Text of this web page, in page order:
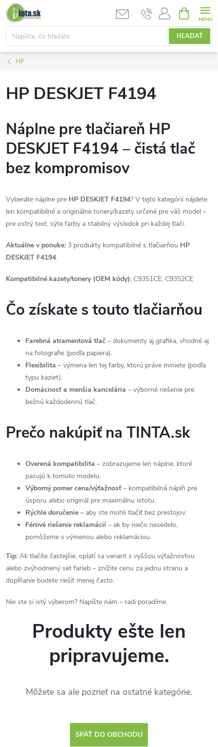
Prejsť
na
obsah
HĽADAŤ
KOŠÍK
HP
HP DESKJET F4194
Náplne pre tlačiareň HP
DESKJET F4194 – čistá tlač
bez kompromisov
Vyberáte náplne pre HP DESKJET F4194? V tejto kategórii nájdete
len kompatibilné a originálne tonery/kazety určené pre váš model –
pre ostrý text, sýte farby a stabilný výsledok pri každej tlači.
Aktuálne v ponuke: 3 produkty kompatibilné s tlačiarňou HP
DESKJET F4194.
Kompatibilné kazety/tonery (OEM kódy): C9351CE, C9352CE
Čo získate s touto tlačiarňou
Farebná atramentová tlač – dokumenty aj grafika, vhodné aj
na fotografie (podľa papiera).
Flexibilita – výmena len tej farby, ktorú práve miniete (podľa
typu kaziet).
Domácnosť a menšia kancelária – výborné riešenie pre
bežnú každodennú tlač.
Prečo nakúpiť na TINTA.sk
Overená kompatibilita – zobrazujeme len náplne, ktoré
pasujú k tomuto modelu.
Výborný pomer cena/výťažnosť – kompatibilná náplň pre
úsporu alebo originál pre maximálnu istotu.
Rýchle doručenie – aby ste mohli tlačiť bez prestojov.
Férové riešenie reklamácií – ak by niečo nesedelo,
pomôžeme s výmenou alebo reklamáciou.
Tip: Ak tlačíte častejšie, oplatí sa variant s vyššou výťažnosťou
alebo zvýhodnený set farieb – znížite cenu za jednu stranu a
dopĺňanie budete riešiť menej často.
Nie ste si istý výberom? Napíšte nám – radi poradíme.
Produkty ešte len
pripravujeme.
Môžete sa ale pozrieť na ostatné kategórie.
SPÄŤ DO OBCHODU